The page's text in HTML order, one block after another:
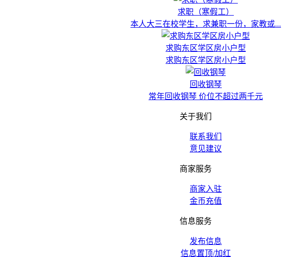
求职（寒假工）
本人大三在校学生，求兼职一份，家教或...
求购东区学区房小户型
求购东区学区房小户型
回收钢琴
常年回收钢琴 价位不超过两千元
关于我们
联系我们
意见建议
商家服务
商家入驻
金币充值
信息服务
发布信息
信息置顶/加红